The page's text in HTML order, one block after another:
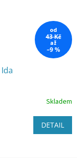
od
43 Kč
až
–9 %
Skladem
DETAIL